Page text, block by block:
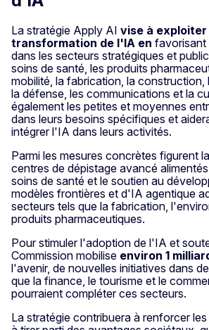
La stratégie Apply AI vise à
transformation de l'IA en
dans les secteurs stratégiques et
soins de santé, les produits
mobilité, la fabrication, la construction,
la défense, les communications et la
également les petites et moyennes
dans leurs besoins spécifiques et
intégrer l'IA dans leurs activités.
Parmi les mesures concrètes figurent
centres de dépistage avancé
soins de santé et le soutien au
modèles frontières et d'IA agentique
secteurs tels que la fabrication,
produits pharmaceutiques.
Pour stimuler l'adoption de l'IA et
Commission mobilise environ 1
l'avenir, de nouvelles initiatives dans
que la finance, le tourisme et le
pourraient compléter ces secteurs.
La stratégie contribuera à renforcer